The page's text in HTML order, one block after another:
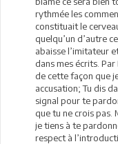
rythmée les
constituait le
quelqu’un d’autre
abaisse l’imitateur
dans mes écrits.
de cette façon que
accusation; Tu dis
signal pour te
que tu ne crois pas.
je tiens à te
respect à